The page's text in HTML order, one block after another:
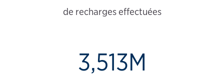
de recharges effectuées
3,513M